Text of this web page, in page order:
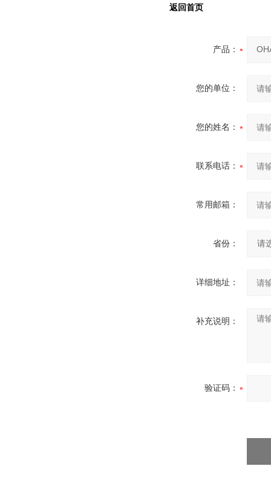
返回首页
产品：
您的单位：
您的姓名：
联系电话：
常用邮箱：
省份：
详细地址：
补充说明：
验证码：